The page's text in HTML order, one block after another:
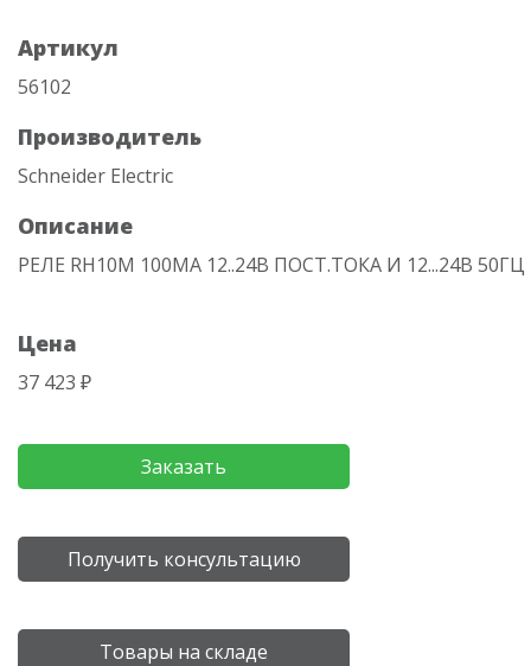
Артикул
56102
Производитель
Schneider Electric
Описание
РЕЛЕ RH10M 100MA 12..24В ПОСТ.ТОКА И 12...24В 50ГЦ
Цена
37 423 ₽
Заказать
Получить консультацию
Товары на складе